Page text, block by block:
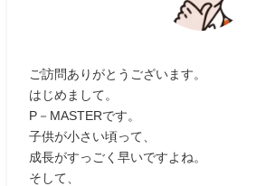
ご訪問ありがとうございます。
はじめまして。
P－MASTERです。
子供が小さい頃って、
成長がすっごく早いですよね。
そして、